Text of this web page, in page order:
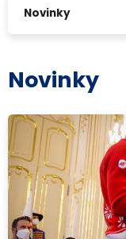
Novinky
Novinky